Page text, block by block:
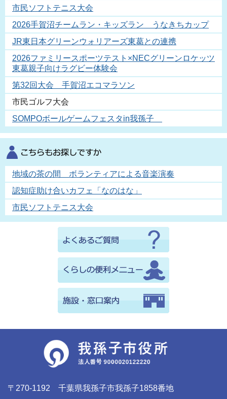
市民ソフトテニス大会
2026手賀沼チームラン・キッズラン うなきちカップ
JR東日本グリーンウォリアーズ東葛との連携
2026ファミリースポーツテスト×NECグリーンロケッツ
東葛親子向けラグビー体験会
第32回大会 手賀沼エコマラソン
市民ゴルフ大会
SOMPOボールゲームフェスタin我孫子
地域の茶の間 ボランティアによる音楽演奏
認知症助け合いカフェ「なのはな」
市民ソフトテニス大会
〒270-1192 千葉県我孫子市我孫子1858番地